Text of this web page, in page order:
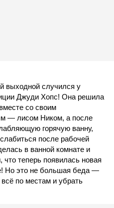
выходной случился у
Джуди Хопс! Она решила
со своим
— лисом Ником, а после
горячую ванну,
после рабочей
в ванной комнате и
что теперь появилась новая
Но это не большая беда —
всё по местам и убрать